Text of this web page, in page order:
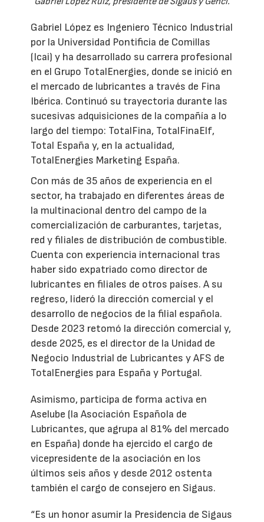
Gabriel López es Ingeniero Técnico Industrial
por la Universidad Pontificia de Comillas
(Icai) y ha desarrollado su carrera profesional
en el Grupo TotalEnergies, donde se inició en
el mercado de lubricantes a través de Fina
Ibérica. Continuó su trayectoria durante las
sucesivas adquisiciones de la compañía a lo
largo del tiempo: TotalFina, TotalFinaElf,
Total España y, en la actualidad,
TotalEnergies Marketing España.
Con más de 35 años de experiencia en el
sector, ha trabajado en diferentes áreas de
la multinacional dentro del campo de la
comercialización de carburantes, tarjetas,
red y filiales de distribución de combustible.
Cuenta con experiencia internacional tras
haber sido expatriado como director de
lubricantes en filiales de otros países. A su
regreso, lideró la dirección comercial y el
desarrollo de negocios de la filial española.
Desde 2023 retomó la dirección comercial y,
desde 2025, es el director de la Unidad de
Negocio Industrial de Lubricantes y AFS de
TotalEnergies para España y Portugal.
Asimismo, participa de forma activa en
Aselube (la Asociación Española de
Lubricantes, que agrupa al 81% del mercado
en España) donde ha ejercido el cargo de
vicepresidente de la asociación en los
últimos seis años y desde 2012 ostenta
también el cargo de consejero en Sigaus.
“Es un honor asumir la Presidencia de Sigaus